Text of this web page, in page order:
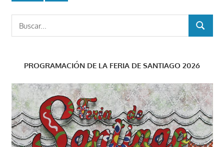
BUSCAR
PROGRAMACIÓN DE LA FERIA DE SANTIAGO 2026